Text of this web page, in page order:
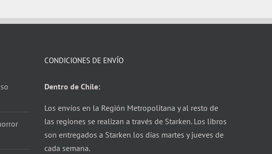
CONDICIONES DE ENVÍO
Dentro de Chile:
Los envíos en la Región Metropolitana y al resto de
las regiones se realizan a través de Starken. Los libros
son entregados a Starken los días martes y jueves de
cada semana.